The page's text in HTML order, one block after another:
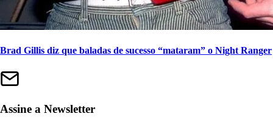
Brad Gillis diz que baladas de sucesso “mataram” o Night Ranger
Assine a Newsletter